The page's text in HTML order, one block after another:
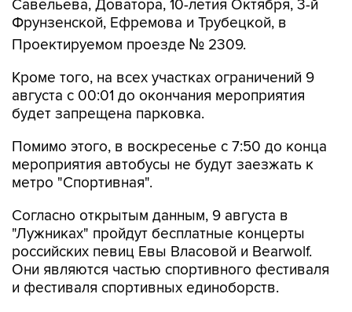
Проектируемом проезде № 2309.
Кроме того, на всех участках ограничений 9
будет запрещена парковка.
Помимо этого, в воскресенье с 7:50 до конца
метро "Спортивная".
Согласно открытым данным, 9 августа в
российских певиц Евы Власовой и Bearwolf.
Они являются частью спортивного фестиваля
и фестиваля спортивных единоборств.
Фрунзенская Лужники